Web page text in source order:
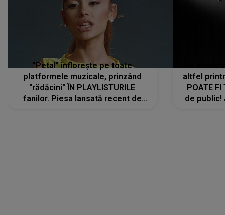
"Petal" înflorește pe toate
platformele muzicale, prinzând
"rădăcini" ÎN PLAYLISTURILE
fanilor. Piesa lansată recent de
altfel
POATE FI
de public!